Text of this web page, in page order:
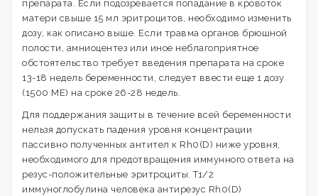
препарата. Если подозревается попадание в кровоток
матери свыше 15 мл эритроцитов, необходимо изменить
дозу, как описано выше. Если травма органов брюшной
полости, амниоцентез или иное неблагоприятное
обстоятельство требует введения препарата на сроке
13-18 недель беременности, следует ввести еще 1 дозу
(1500 МЕ) на сроке 26-28 недель.
Для поддержания защиты в течение всей беременности
нельзя допускать падения уровня концентрации
пассивно полученных антител к Rh0(D) ниже уровня,
необходимого для предотвращения иммунного ответа на
резус-положительные эритроциты. T1/2
иммуноглобулина человека антирезус Rh0(D)